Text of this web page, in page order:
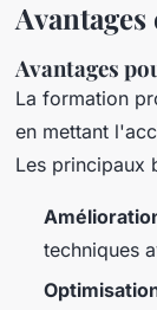
Avantages
La formation
en mettant
Les principaux
techniques